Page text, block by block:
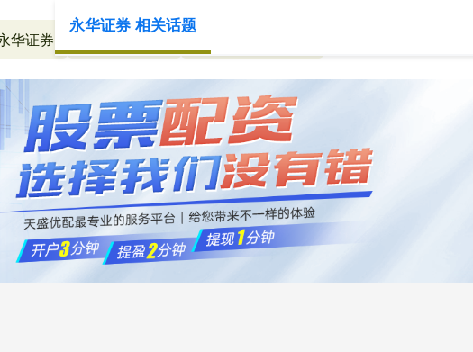
华证券 国内实盘交易 正规股票交易平台
永华证券 相关话题